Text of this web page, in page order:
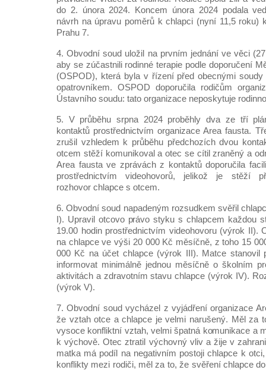
do 2. února 2024. Koncem února 2024 podala
návrh na úpravu poměrů k chlapci (nyní 11,5 roku)
Prahu 7.
4. Obvodní soud uložil na prvním jednání ve věci
aby se zúčastnili rodinné terapie podle doporučení
(OSPOD), která byla v řízení před obecnými
opatrovníkem. OSPOD doporučila rodičům
Ústavního soudu: tato organizace neposkytuje
5. V průběhu srpna 2024 proběhly dva ze tří
kontaktů prostřednictvím organizace Area fausta.
zrušil vzhledem k průběhu předchozích dvou
otcem stěží komunikoval a otec se cítil zraněný a
Area fausta ve zprávách z kontaktů doporučila
prostřednictvím videohovorů, jelikož je stěží
rozhovor chlapce s otcem.
6. Obvodní soud napadeným rozsudkem svěřil
I). Upravil otcovo právo styku s chlapcem každou
19.00 hodin prostřednictvím videohovoru (výrok II).
na chlapce ve výši 20 000 Kč měsíčně, z toho 15
000 Kč na účet chlapce (výrok III). Matce stanovil
informovat minimálně jednou měsíčně o školním
aktivitách a zdravotním stavu chlapce (výrok IV).
(výrok V).
7. Obvodní soud vycházel z vyjádření organizace
že vztah otce a chlapce je velmi narušený. Měl za
vysoce konfliktní vztah, velmi špatná komunikace a
k výchově. Otec ztratil výchovný vliv a žije v
matka má podíl na negativním postoji chlapce k
konflikty mezi rodiči, měl za to, že svěření chlapce